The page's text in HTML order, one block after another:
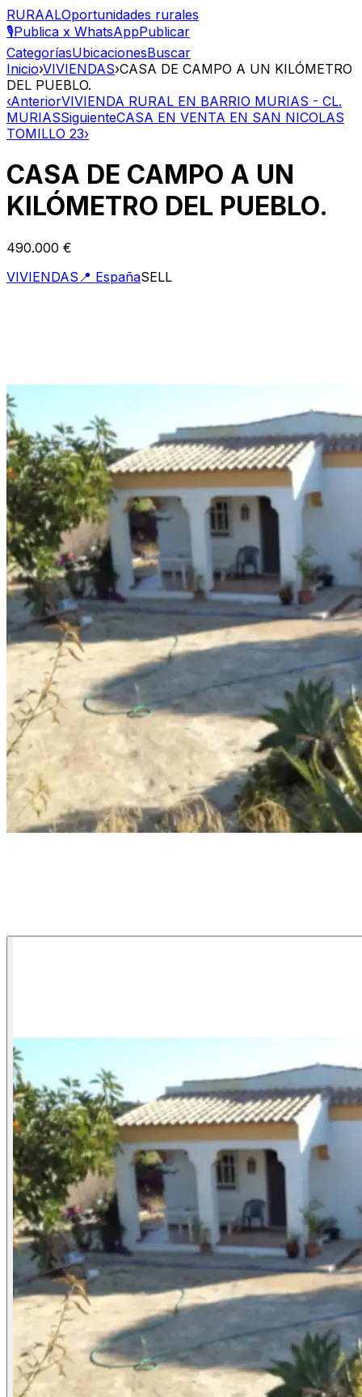
RURAALOportunidades rurales
🎙️Publica x WhatsAppPublicar
CategoríasUbicacionesBuscar
Inicio›VIVIENDAS›CASA DE CAMPO A UN KILÓMETRO
DEL PUEBLO.
‹AnteriorVIVIENDA RURAL EN BARRIO MURIAS - CL.
MURIASSiguienteCASA EN VENTA EN SAN NICOLAS
TOMILLO 23›
CASA DE CAMPO A UN
KILÓMETRO DEL PUEBLO.
490.000 €
VIVIENDAS 📍 EspañaSELL